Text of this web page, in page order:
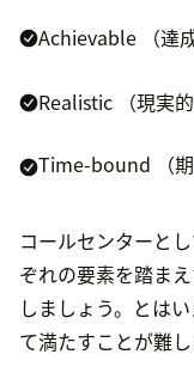
Achievable （達
Realistic （現実的
Time-bound （期
コールセンターと
ぞれの要素を踏ま
しましょう。とは
て満たすことが難し